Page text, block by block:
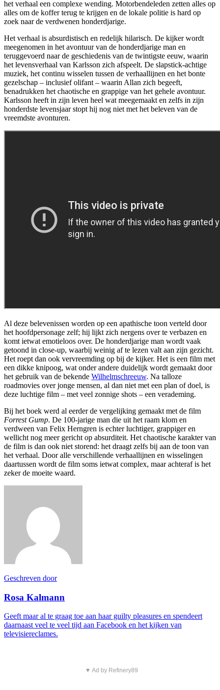
het verhaal een complexe wending. Motorbendeleden zetten alles op
alles om de koffer terug te krijgen en de lokale politie is hard op
zoek naar de verdwenen honderdjarige.
Het verhaal is absurdistisch en redelijk hilarisch. De kijker wordt
meegenomen in het avontuur van de honderdjarige man en
teruggevoerd naar de geschiedenis van de twintigste eeuw, waarin
het levensverhaal van Karlsson zich afspeelt. De slapstick-achtige
muziek, het continu wisselen tussen de verhaallijnen en het bonte
gezelschap – inclusief olifant – waarin Allan zich begeeft,
benadrukken het chaotische en grappige van het gehele avontuur.
Karlsson heeft in zijn leven heel wat meegemaakt en zelfs in zijn
honderdste levensjaar stopt hij nog niet met het beleven van de
vreemdste avonturen.
Al deze belevenissen worden op een apathische toon verteld door
het hoofdpersonage zelf; hij lijkt zich nergens over te verbazen en
komt ietwat emotieloos over. De honderdjarige man wordt vaak
getoond in close-up, waarbij weinig af te lezen valt aan zijn gezicht.
Het roept dan ook vervreemding op bij de kijker. Het is een film met
een dikke knipoog, wat onder andere duidelijk wordt gemaakt door
het gebruik van de bekende Wilhelmschreeuw. Na talloze
roadmovies over jonge mensen, al dan niet met een plan of doel, is
deze luchtige film – met veel zonnige shots – een verademing.
Bij het boek werd al eerder de vergelijking gemaakt met de film
Forrest Gump. De 100-jarige man die uit het raam klom en
verdween van Felix Herngren is echter luchtiger, grappiger en
wellicht nog meer gericht op absurditeit. Het chaotische karakter van
de film is dan ook niet storend: het draagt zelfs bij aan de toon van
het verhaal. Door alle verschillende verhaallijnen en wisselingen
daartussen wordt de film soms ietwat complex, maar achteraf is het
zeker de moeite waard.
Geschreven door
Rosa Kalmann
Geeft maar al te graag toe aan haar guilty pleasures en spendeert
daarnaast veel te veel tijd aan Facebook en het kijken van
televisiereclames.
▼ Ad by Refinery89